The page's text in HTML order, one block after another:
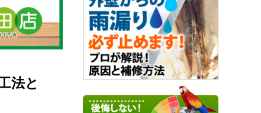
法と